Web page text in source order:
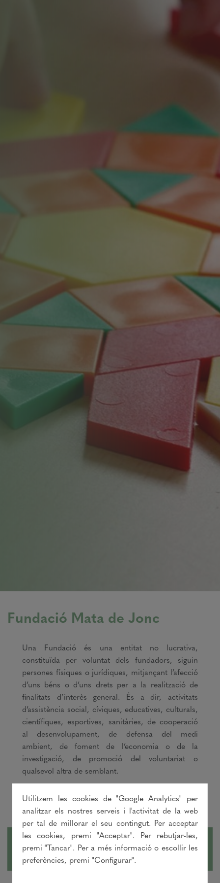
Fundació Mata de Jonc
Una Fundació és una entitat no lucrativa,
constituïda per voluntat dels fundadors, siguin
persones físiques o jurídiques, mitjançant l’afecció
d’uns béns o d’uns drets per a la realització de
finalitats d’interès general. És a dir, activitats
d’assistència social, cíviques, educatives, culturals,
científiques, esportives, sanitàries, de cooperació
al desenvolupament, de defensa del medi
ambient, de foment de l’economia o de la
investigació, de promoció del voluntariat o
qualsevol altra de semblant.
Per què una fundació?
Utilitzem les cookies de "Google Analytics" per
analitzar els nostres serveis i l'activitat de la web
per tal de millorar el seu contingut. Per acceptar
les cookies, premi "Acceptar". Per rebutjar-les,
premi "Tancar". Per a més informació o escollir les
preferències, premi "Configurar".